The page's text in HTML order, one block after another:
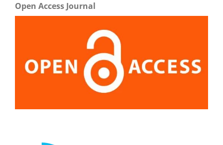
Open Access Journal